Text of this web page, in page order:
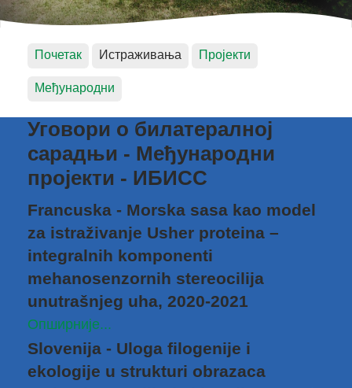
Почетак Истраживања Пројекти
Међународни
Уговори о билатералној
сарадњи - Међународни
пројекти - ИБИСС
Francuska - Morska sasa kao model
za istraživanje Usher proteina –
integralnih komponenti
mehanosenzornih stereocilija
unutrašnjeg uha, 2020-2021
Опширније...
Slovenija - Uloga filogenije i
ekologije u strukturi obrazaca